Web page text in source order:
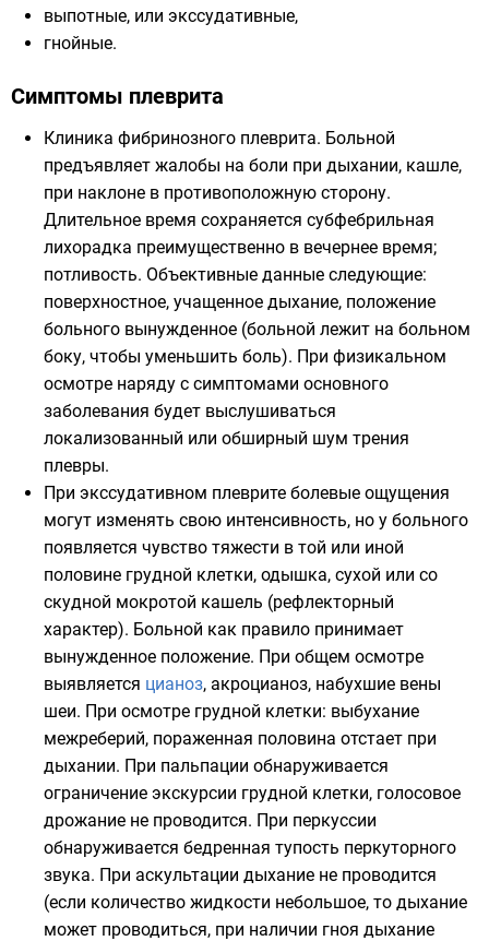
выпотные, или экссудативные,
гнойные.
Симптомы плеврита
Клиника фибринозного плеврита. Больной
предъявляет жалобы на боли при дыхании, кашле,
при наклоне в противоположную сторону.
Длительное время сохраняется субфебрильная
лихорадка преимущественно в вечернее время;
потливость. Объективные данные следующие:
поверхностное, учащенное дыхание, положение
больного вынужденное (больной лежит на больном
боку, чтобы уменьшить боль). При физикальном
осмотре наряду с симптомами основного
заболевания будет выслушиваться
локализованный или обширный шум трения
плевры.
При экссудативном плеврите болевые ощущения
могут изменять свою интенсивность, но у больного
появляется чувство тяжести в той или иной
половине грудной клетки, одышка, сухой или со
скудной мокротой кашель (рефлекторный
характер). Больной как правило принимает
вынужденное положение. При общем осмотре
выявляется цианоз, акроцианоз, набухшие вены
шеи. При осмотре грудной клетки: выбухание
межреберий, пораженная половина отстает при
дыхании. При пальпации обнаруживается
ограничение экскурсии грудной клетки, голосовое
дрожание не проводится. При перкуссии
обнаруживается бедренная тупость перкуторного
звука. При аскультации дыхание не проводится
(если количество жидкости небольшое, то дыхание
может проводиться, при наличии гноя дыхание